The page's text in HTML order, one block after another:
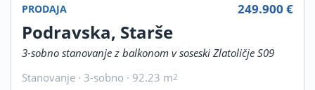
PRODAJA
Podravska, Starše
3-sobno stanovanje z balkonom v soseski Zlatoličje S09
Stanovanje · 3-sobno · 92.23 m2
249.900 €